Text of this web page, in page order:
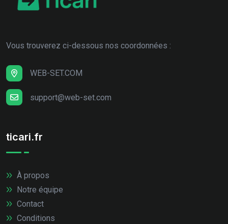
Vous trouverez ci-dessous nos coordonnées :
WEB-SET.COM
support@web-set.com
ticari.fr
À propos
Notre équipe
Contact
Conditions